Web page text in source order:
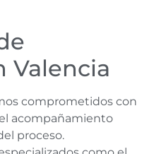
Valencia
comprometidos con
acompañamiento
proceso.